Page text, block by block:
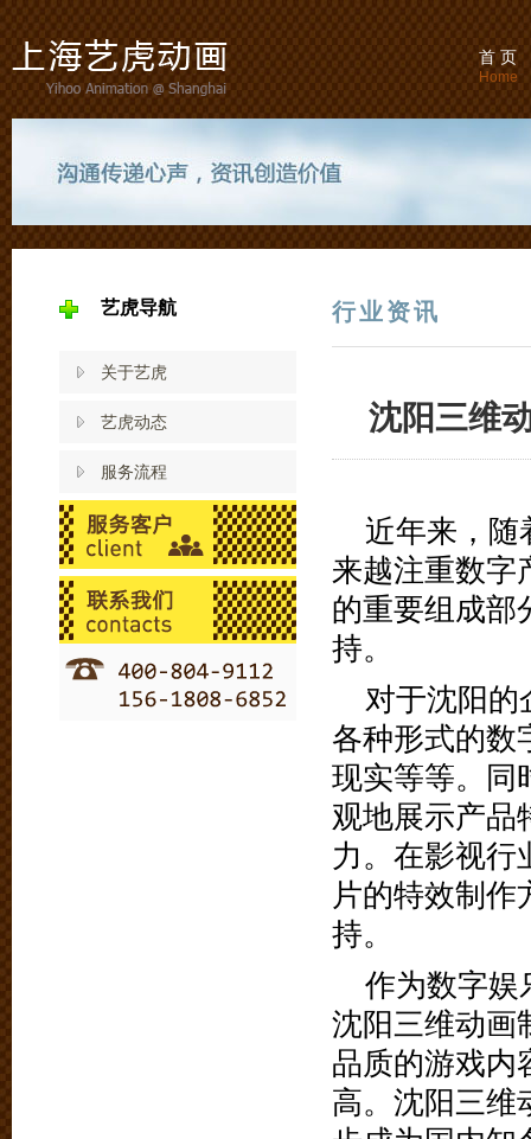
首 页
Home
艺虎导航
关于艺虎
艺虎动态
服务流程
行业资讯
沈阳三维
近年来，随
来越注重数字
的重要组成部
持。
对于沈阳的
各种形式的数
现实等等。同
观地展示产品
力。在影视行
片的特效制作
持。
作为数字娱
沈阳三维动画
品质的游戏内
高。沈阳三维